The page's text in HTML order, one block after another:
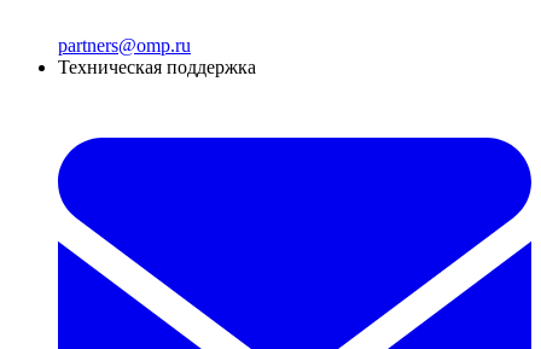
partners@omp.ru
Техническая поддержка